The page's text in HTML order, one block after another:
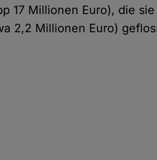
17 Millionen Euro), die
2,2 Millionen Euro)